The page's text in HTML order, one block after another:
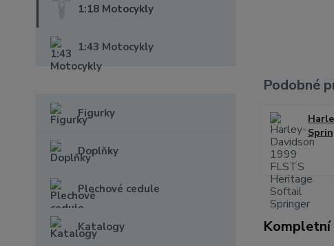
1:18 Motocykly
1:43 Motocykly
Figurky
Doplňky
Plechové cedule
Katalogy
Podobné
Kompletní